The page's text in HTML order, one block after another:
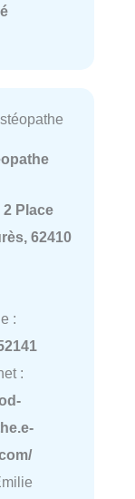
2 Place
62410
:
: